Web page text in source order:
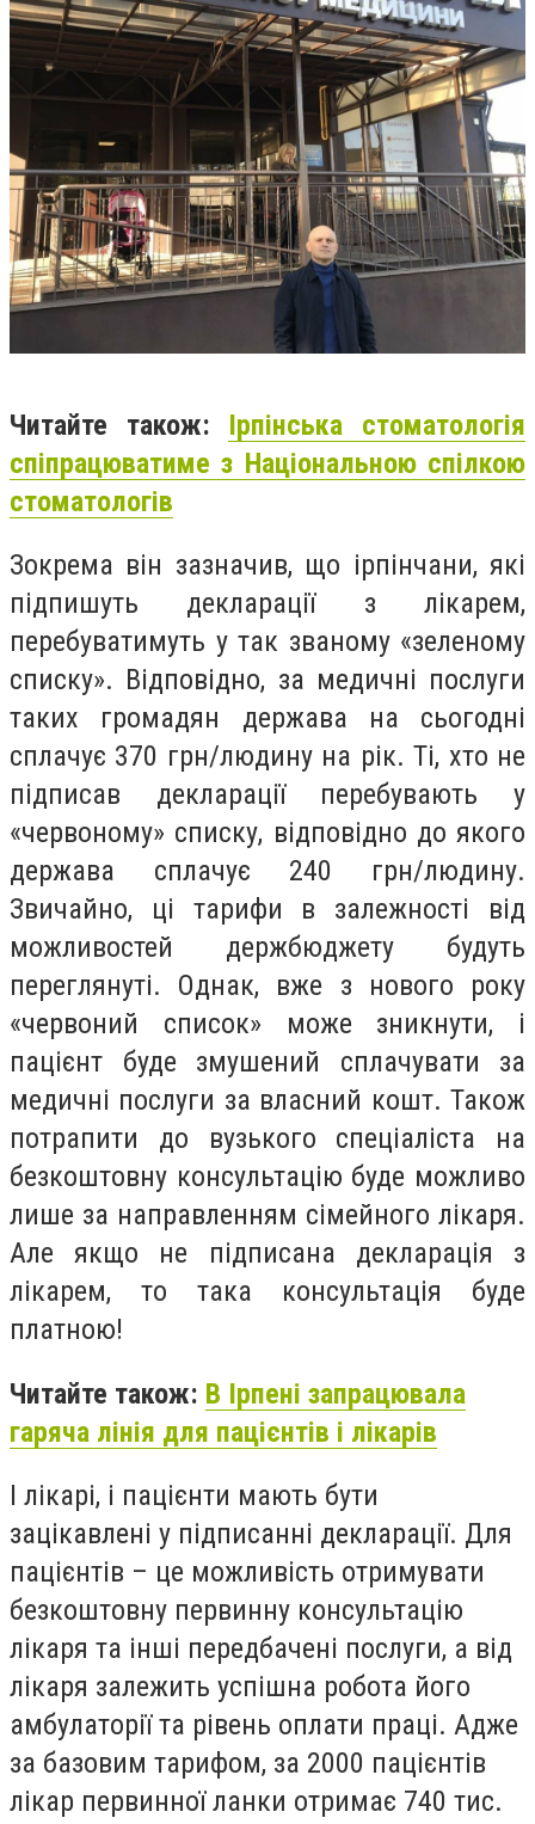
Читайте також: Ірпінська стоматологія
спіпрацюватиме з Національною спілкою
стоматологів
Зокрема він зазначив, що ірпінчани, які
підпишуть декларації з лікарем,
перебуватимуть у так званому «зеленому
списку». Відповідно, за медичні послуги
таких громадян держава на сьогодні
сплачує 370 грн/людину на рік. Ті, хто не
підписав декларації перебувають у
«червоному» списку, відповідно до якого
держава сплачує 240 грн/людину.
Звичайно, ці тарифи в залежності від
можливостей держбюджету будуть
переглянуті. Однак, вже з нового року
«червоний список» може зникнути, і
пацієнт буде змушений сплачувати за
медичні послуги за власний кошт. Також
потрапити до вузького спеціаліста на
безкоштовну консультацію буде можливо
лише за направленням сімейного лікаря.
Але якщо не підписана декларація з
лікарем, то така консультація буде
платною!
Читайте також: В Ірпені запрацювала
гаряча лінія для пацієнтів і лікарів
І лікарі, і пацієнти мають бути
зацікавлені у підписанні декларації. Для
пацієнтів – це можливість отримувати
безкоштовну первинну консультацію
лікаря та інші передбачені послуги, а від
лікаря залежить успішна робота його
амбулаторії та рівень оплати праці. Адже
за базовим тарифом, за 2000 пацієнтів
лікар первинної ланки отримає 740 тис.